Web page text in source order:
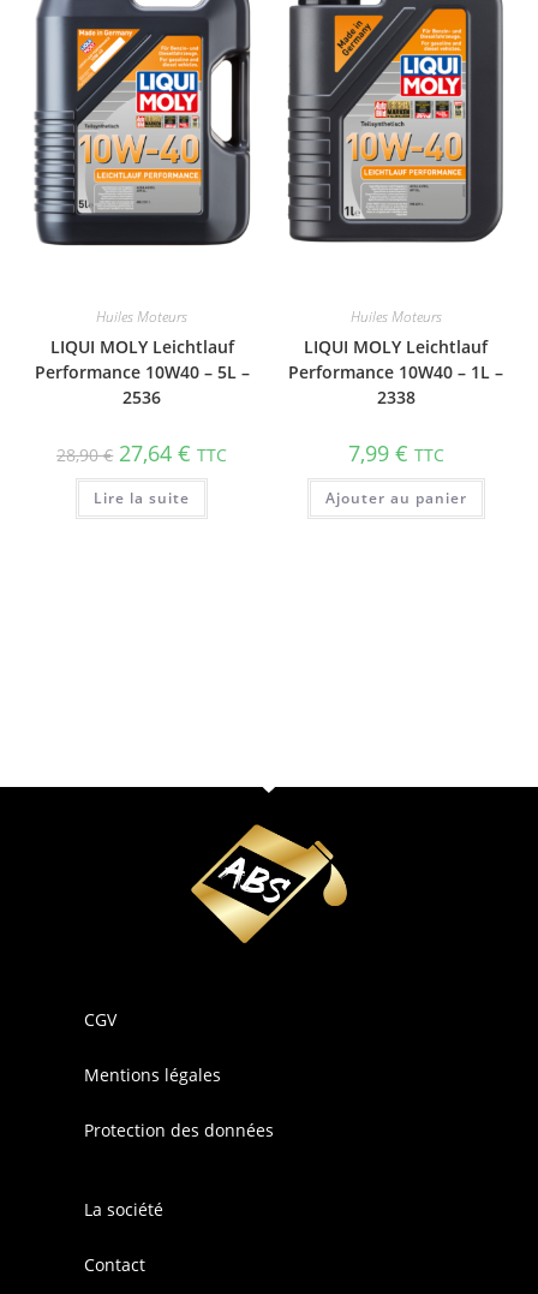
Huiles Moteurs
LIQUI MOLY Leichtlauf
Performance 10W40 – 5L –
2536
28,90€ 27,64€ TTC
Lire la suite
Huiles Moteurs
LIQUI MOLY Leichtlauf
Performance 10W40 – 1L –
2338
7,99 € TTC
Ajouter au panier
CGV
Mentions légales
Protection des données
La société
Contact